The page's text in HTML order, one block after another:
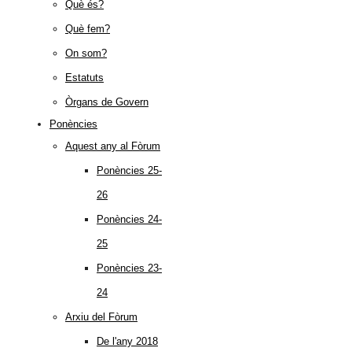
Què és?
Què fem?
On som?
Estatuts
Òrgans de Govern
Ponències
Aquest any al Fòrum
Ponències 25-
26
Ponències 24-
25
Ponències 23-
24
Arxiu del Fòrum
De l'any 2018